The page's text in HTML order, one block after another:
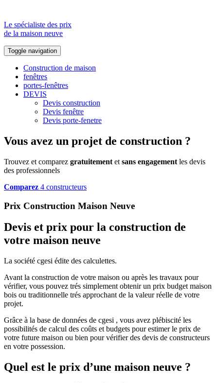
Le spécialiste des prix
de la maison neuve
Toggle navigation
Construction de maison
fenêtres
portes-fenêtres
DEVIS
Devis construction
Devis fenêtre
Devis porte-fenetre
Vous avez un projet de construction ?
Trouvez et comparez gratuitement et sans engagement les devis
des professionnels
Comparez 4 constructeurs
Prix Construction Maison Neuve
Devis et prix pour la construction de
votre maison neuve
La société cgesi édite des calculettes.
Avant la construction de votre maison ou après les travaux pour
vérifier, vous pouvez trés simplement obtenir un prix budget maison
bois ou traditionnelle trés approchant de la valeur réelle de votre
projet.
Grâce à la base de données de cgesi , vous avez plébiscité les
possibilités de calcul des coûts et budgets pour estimer le prix de
votre future maison ou bien pour vérifier des devis de constructeurs
en votre possession.
Quel est le prix d’une maison neuve ?